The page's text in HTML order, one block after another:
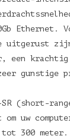
Ethernet.
uitgerust
een
zeer
(short-
uw
300 meter.